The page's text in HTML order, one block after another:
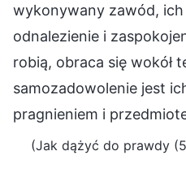
wykonywany zawód,
odnalezienie i
robią, obraca się wokół
samozadowolenie jest
pragnieniem i
(Jak dążyć do prawdy